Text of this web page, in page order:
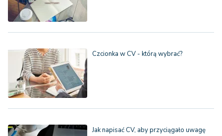
Czcionka w CV - którą wybrać?
Jak napisać CV, aby przyciągało uwagę